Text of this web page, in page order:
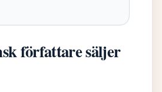
författare säljer